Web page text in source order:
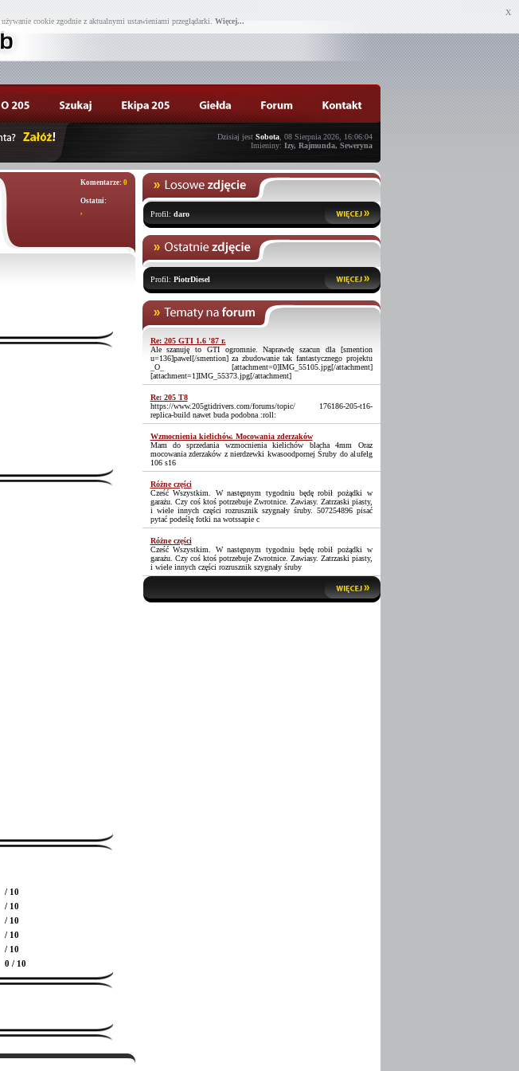
X
cookie zgodnie z aktualnymi ustawieniami przeglądarki. Więcej...
Dzisiaj jest Sobota, 08 Sierpnia 2026, 16:06:04
Imieniny: Izy, Rajmunda, Seweryna
Komentarze: 0
Ostatni:
,
/ 10
/ 10
/ 10
/ 10
/ 10
0 / 10
Profil: daro
Profil: PiotrDiesel
Re: 205 GTI 1.6 '87 r.
Ale szanuję to GTI ogromnie. Naprawdę szacun dla [smention
u=136]pawel[/smention] za zbudowanie tak fantastycznego projektu
_O_ [attachment=0]IMG_55105.jpg[/attachment]
[attachment=1]IMG_55373.jpg[/attachment]
Re: 205 T8
https://www.205gtidrivers.com/forums/topic/ 176186-205-t16-
replica-build nawet buda podobna :roll:
Wzmocnienia kielichów. Mocowania zderzaków
Mam do sprzedania wzmocnienia kielichów blacha 4mm Oraz
mocowania zderzaków z nierdzewki kwasoodpornej Śruby do alufelg
106 s16
Różne części
Cześć Wszystkim. W następnym tygodniu będę robił pożądki w
garażu. Czy coś ktoś potrzebuje Zwrotnice. Zawiasy. Zatrzaski piasty,
i wiele innych części rozrusznik szygnały śruby. 507254896 pisać
pytać podeślę fotki na wotssapie c
Różne części
Cześć Wszystkim. W następnym tygodniu będę robił pożądki w
garażu. Czy coś ktoś potrzebuje Zwrotnice. Zawiasy. Zatrzaski piasty,
i wiele innych części rozrusznik szygnały śruby